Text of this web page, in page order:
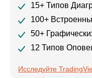
15+ Типов
100+
50+
12 Типов
Исследуйте